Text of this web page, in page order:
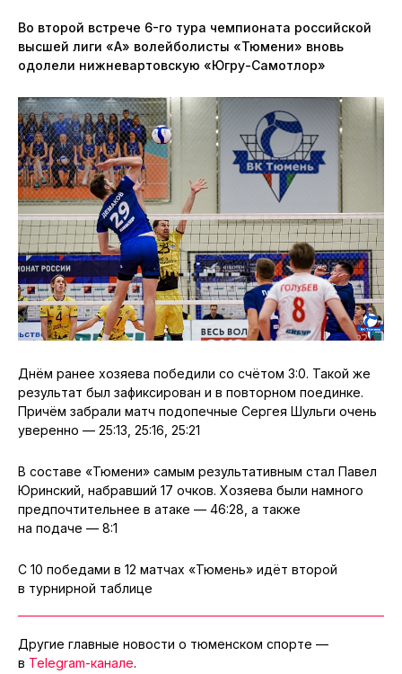
Во второй встрече 6-го тура чемпионата российской
высшей лиги «А» волейболисты «Тюмени» вновь
одолели нижневартовскую «Югру-Самотлор»
Днём ранее хозяева победили со счётом 3:0. Такой же
результат был зафиксирован и в повторном поединке.
Причём забрали матч подопечные Сергея Шульги очень
уверенно — 25:13, 25:16, 25:21
В составе «Тюмени» самым результативным стал Павел
Юринский, набравший 17 очков. Хозяева были намного
предпочтительнее в атаке — 46:28, а также
на подаче — 8:1
С 10 победами в 12 матчах «Тюмень» идёт второй
в турнирной таблице
Другие главные новости о тюменском спорте —
в Telegram-канале.